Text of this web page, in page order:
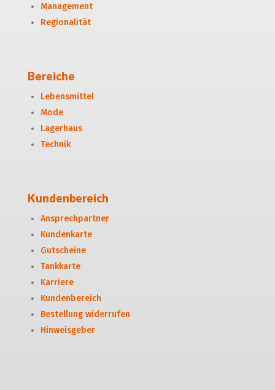
Management
Regionalität
Bereiche
Lebensmittel
Mode
Lagerhaus
Technik
Kundenbereich
Ansprechpartner
Kundenkarte
Gutscheine
Tankkarte
Karriere
Kundenbereich
Bestellung widerrufen
Hinweisgeber